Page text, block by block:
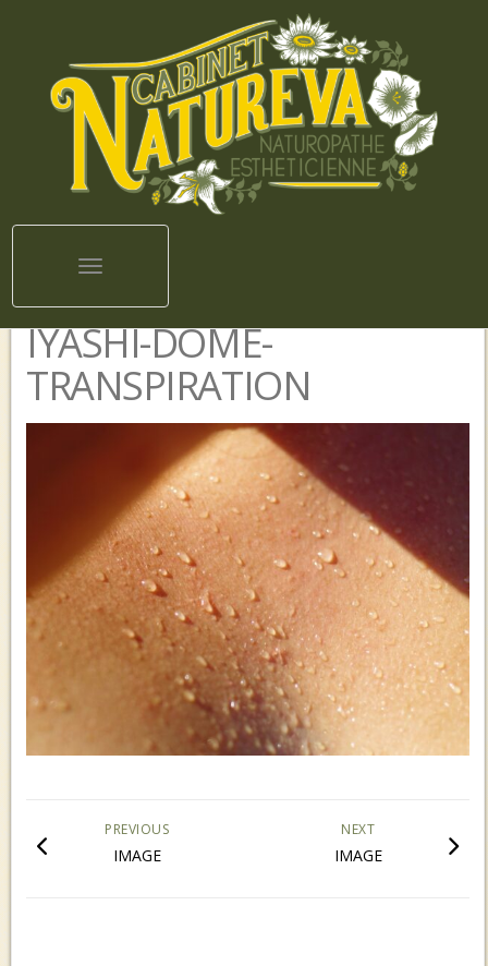
Toggle navigation
IYASHI-DOME-
TRANSPIRATION
NEXT
IMAGE
PREVIOUS
IMAGE